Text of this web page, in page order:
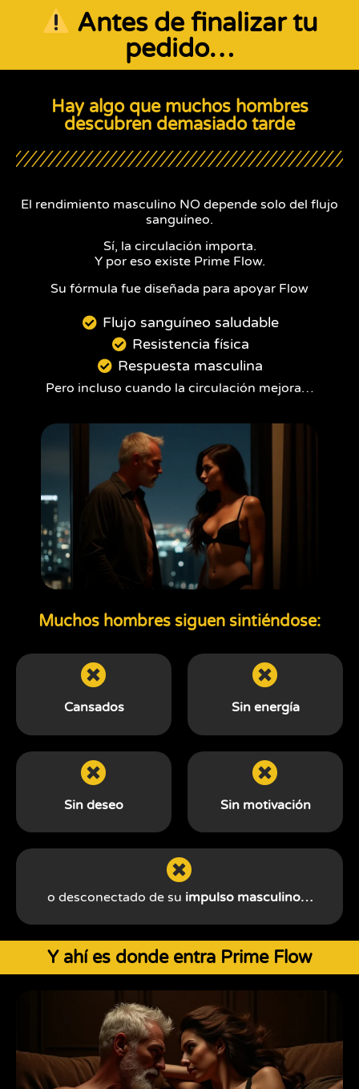
Antes de finalizar tu
pedido…
Hay algo que muchos hombres
descubren demasiado tarde
El rendimiento masculino NO depende solo del flujo
sanguíneo.
Sí, la circulación importa.
Y por eso existe Prime Flow.
Su fórmula fue diseñada para apoyar Flow
Flujo sanguíneo saludable
Resistencia física
Respuesta masculina
Pero incluso cuando la circulación mejora…
Muchos hombres siguen sintiéndose:
Cansados Sin energía
Sin deseo Sin motivación
o desconectado de su impulso masculino…
Y ahí es donde entra Prime Flow